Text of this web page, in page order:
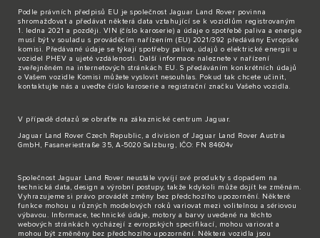
Podle právních předpisů EU je společnost Jaguar Land Rover povinna
shromažďovat a předávat některá data vztahující se k vozidlům registrovaným
1. ledna 2021 a později. VIN (číslo karoserie) a údaje o spotřebě paliva a energie
musí být v souladu s prováděcím nařízením (EU) 2021/392 předávány Evropské
komisi. Předávané údaje se týkají spotřeby paliva, údajů o elektrické energii u
vozidel PHEV a ujeté vzdálenosti. Další informace naleznete v nařízení
zveřejněném na internetových stránkách EU. S předáváním konkrétních údajů
o Vašem vozidle Komisi můžete vyslovit nesouhlas. Pokud tak chcete učinit,
kontaktujte nás a uveďte číslo karoserie a registrační značku Vašeho vozidla.
V případě dotazů se obraťte na zákaznické centrum Jaguar.
Jaguar Land Rover Czech Republic, a division of Jaguar Land Rover Austria
GmbH, Fasaneriestraße 35, A-5020 Salzburg, IČO: FN 84604v
Společnost Jaguar Land Rover neustále vyvíjí své produkty s dopadem na
technická data, design a výrobní postupy, takže kdykoli může dojít ke změnám.
Vyhrazujeme si právo provádět změny bez předchozího upozornění. Některé
funkce mohou u různých modelových roků variovat mezi volitelnou a sériovou
výbavou. Informace, technické údaje, motory a barvy uvedené na těchto
webových stránkách vycházejí z evropských specifikací, mohou variovat a
mohou být změněny bez předchozího upozornění. Některá vozidla jsou